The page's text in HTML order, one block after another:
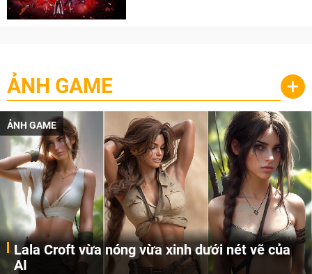
ẢNH GAME +
ẢNH GAME
Lala Croft vừa nóng vừa xinh dưới nét vẽ của
AI